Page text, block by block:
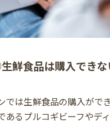
鮮食品は購入できな
では生鮮食品の購入がで
あるプルコギビーフやデ